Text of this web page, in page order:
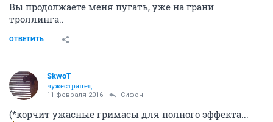
Вы продолжаете меня пугать, уже на грани
троллинга..
ОТВЕТИТЬ
SkwоT
чужестранец
11 февраля 2016 Сифон
(*корчит ужасные гримасы для полного эффекта...